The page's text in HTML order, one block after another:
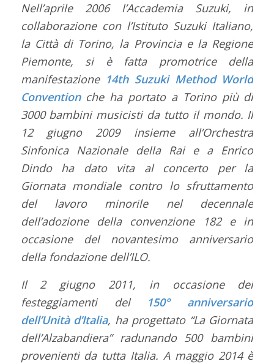
Nell’aprile 2006 l’Accademia Suzuki, in
collaborazione con l’Istituto Suzuki Italiano,
la Città di Torino, la Provincia e la Regione
Piemonte, si è fatta promotrice della
manifestazione 14th Suzuki Method World
Conventionche ha portato a Torino più di
3000 bambini musicisti da tutto il mondo. Il
12 giugno 2009 insieme all’Orchestra
Sinfonica Nazionale della Rai e a Enrico
Dindo ha dato vita al concerto per la
Giornata mondiale contro lo sfruttamento
del lavoro minorile nel decennale
dell’adozione della convenzione 182 e in
occasione del novantesimo anniversario
della fondazione dell’ILO.
Il 2 giugno 2011, in occasione dei
festeggiamenti del
150° anniversario
dell’Unità d’Italia, ha progettato “La Giornata
dell’Alzabandiera” radunando 500 bambini
provenienti da tutta Italia. A maggio 2014 è